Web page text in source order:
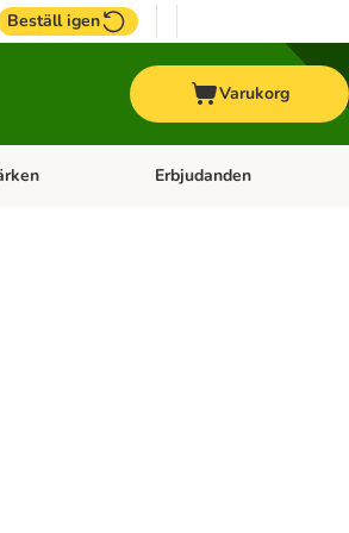
Beställ igen
Varukorg
menu: VeterinärfoderOpen category menu:
Erbjudanden